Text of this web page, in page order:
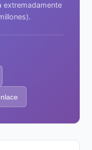
extremadamente